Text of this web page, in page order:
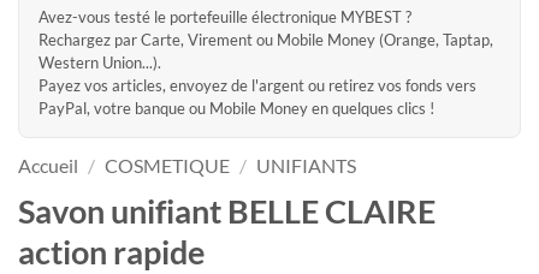
Avez-vous testé le portefeuille électronique MYBEST ?
Rechargez par Carte, Virement ou Mobile Money (Orange, Taptap,
Western Union...).
Payez vos articles, envoyez de l'argent ou retirez vos fonds vers
PayPal, votre banque ou Mobile Money en quelques clics !
Accueil / COSMETIQUE / UNIFIANTS
Savon unifiant BELLE CLAIRE
action rapide